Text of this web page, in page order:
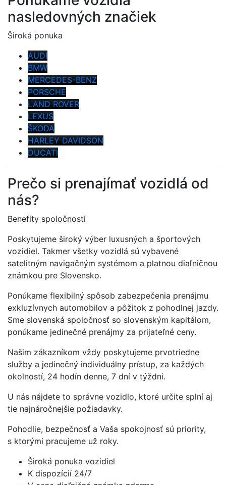
nasledovných značiek
Široká ponuka
AUDI
BMW
MERCEDES-BENZ
PORSCHE
LAND ROVER
LEXUS
ŠKODA
HARLEY DAVIDSON
DUCATI
Prečo si prenajímať vozidlá od
nás?
Benefity spoločnosti
Poskytujeme široký výber luxusných a športových
vozidiel. Takmer všetky vozidlá sú vybavené
satelitným navigačným systémom a platnou diaľničnou
známkou pre Slovensko.
Ponúkame flexibilný spôsob zabezpečenia prenájmu
exkluzívnych automobilov a pôžitok z pohodlnej jazdy.
Sme slovenská spoločnosť so slovenským kapitálom,
ponúkame jedinečné prenájmy za prijateľné ceny.
Našim zákazníkom vždy poskytujeme prvotriedne
služby a jedinečný individuálny prístup, za každých
okolností, 24 hodín denne, 7 dní v týždni.
U nás nájdete to správne vozidlo, ktoré určite splní aj
tie najnáročnejšie požiadavky.
Pohodlie, bezpečnosť a Vaša spokojnosť sú priority,
s ktorými pracujeme už roky.
Široká ponuka vozidiel
K dispozícií 24/7